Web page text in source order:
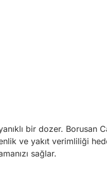
bir dozer. Borusan
ve yakıt verimliliği
sağlar.